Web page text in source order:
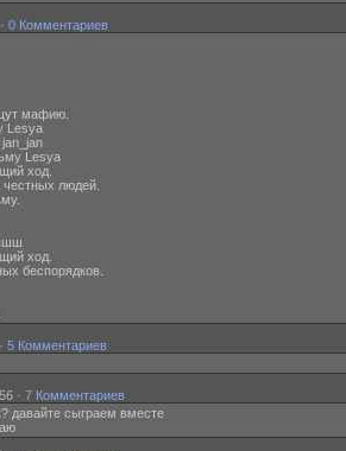
0 Комментариев
мафию.
Lesya
Lesya
ход.
людей.
ход.
беспорядков.
5 Комментариев
· 7 Комментариев
давайте сыграем вместе